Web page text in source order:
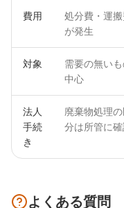
費用
処分費・運
が発生
対象
需要の無い
中心
法人
手続
き
廃棄物処理
分は所管に
よくある質問